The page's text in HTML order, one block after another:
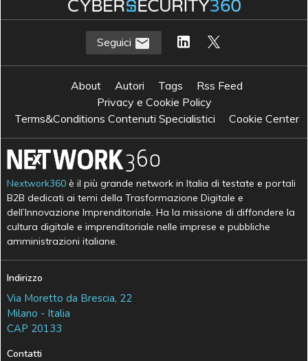
Seguici
About Autori Tags
Rss Feed
Privacy e Cookie Policy
Terms&Conditions Contenuti Specialistici
Cookie Center
Nextwork360 è il più grande network in Italia di testate e portali
B2B dedicati ai temi della Trasformazione Digitale e
dell’Innovazione Imprenditoriale. Ha la missione di diffondere la
cultura digitale e imprenditoriale nelle imprese e pubbliche
amministrazioni italiane.
Indirizzo
Via Moretto da Brescia, 22
Milano - Italia
CAP 20133
Contatti